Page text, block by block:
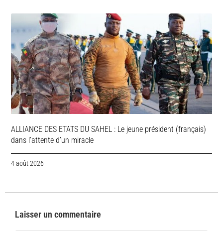
ALLIANCE DES ETATS DU SAHEL : Le jeune président (français)
dans l’attente d’un miracle
4 août 2026
Laisser un commentaire